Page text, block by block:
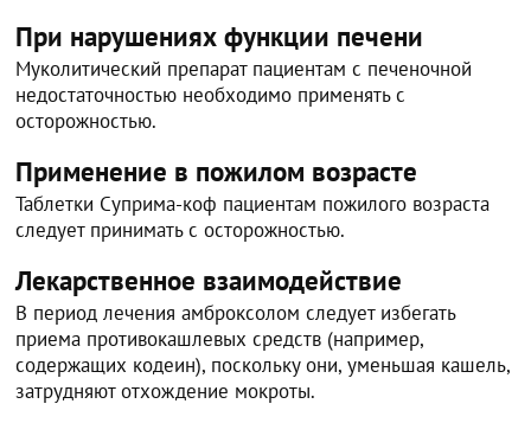
При нарушениях функции печени
Муколитический препарат пациентам с печеночной
недостаточностью необходимо применять с
осторожностью.
Применение в пожилом возрасте
Таблетки Суприма-коф пациентам пожилого возраста
следует принимать с осторожностью.
Лекарственное взаимодействие
В период лечения амброксолом следует избегать
приема противокашлевых средств (например,
содержащих кодеин), поскольку они, уменьшая кашель,
затрудняют отхождение мокроты.